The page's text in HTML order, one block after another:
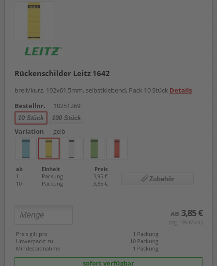
Rückenschilder Leitz 1642
breit/kurz, 192x61,5mm, selbstklebend, Pack 10 Stück Details
Bestellnr.
10251269
10 Stück 100 Stück
Variation gelb
ab Einheit
Preis
1
Packung
3,95 €
10
Packung 3,85 €
Zubehör
AB 3,85 €
(zzgl. 19% Mwst.)
Preis gilt pro
1 Packung
Umverpackt zu
10 Packung
Mindestabnahme
1 Packung
sofort verfügbar